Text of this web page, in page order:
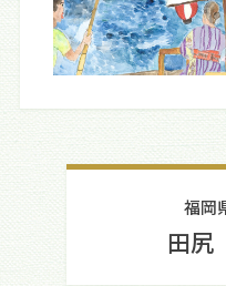
福岡
田